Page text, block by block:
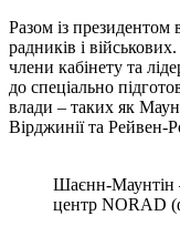
Разом із
радників і
члени кабінету та
до спеціально
влади – таких як
Вірджинії та Рейвен-
Шаєнн-Маунтін
центр NORAD